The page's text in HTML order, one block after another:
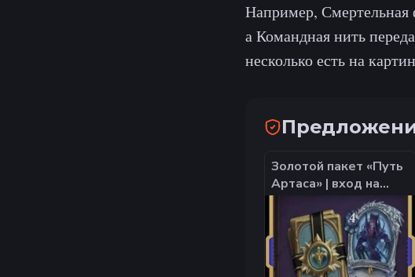
Например, Смертельная
а Командная нить
несколько есть на
Золотой пакет «Путь
Артаса» | вход на
аккаунт | НЕДОРОГО